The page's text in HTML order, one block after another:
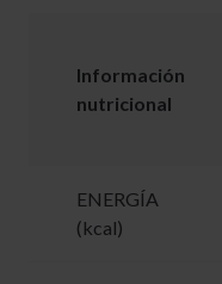
Información
nutricional
ENERGÍA
(kcal)